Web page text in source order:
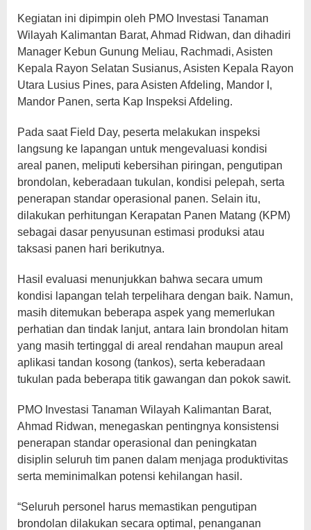
Kegiatan ini dipimpin oleh PMO Investasi Tanaman
Wilayah Kalimantan Barat, Ahmad Ridwan, dan dihadiri
Manager Kebun Gunung Meliau, Rachmadi, Asisten
Kepala Rayon Selatan Susianus, Asisten Kepala Rayon
Utara Lusius Pines, para Asisten Afdeling, Mandor I,
Mandor Panen, serta Kap Inspeksi Afdeling.
Pada saat Field Day, peserta melakukan inspeksi
langsung ke lapangan untuk mengevaluasi kondisi
areal panen, meliputi kebersihan piringan, pengutipan
brondolan, keberadaan tukulan, kondisi pelepah, serta
penerapan standar operasional panen. Selain itu,
dilakukan perhitungan Kerapatan Panen Matang (KPM)
sebagai dasar penyusunan estimasi produksi atau
taksasi panen hari berikutnya.
Hasil evaluasi menunjukkan bahwa secara umum
kondisi lapangan telah terpelihara dengan baik. Namun,
masih ditemukan beberapa aspek yang memerlukan
perhatian dan tindak lanjut, antara lain brondolan hitam
yang masih tertinggal di areal rendahan maupun areal
aplikasi tandan kosong (tankos), serta keberadaan
tukulan pada beberapa titik gawangan dan pokok sawit.
PMO Investasi Tanaman Wilayah Kalimantan Barat,
Ahmad Ridwan, menegaskan pentingnya konsistensi
penerapan standar operasional dan peningkatan
disiplin seluruh tim panen dalam menjaga produktivitas
serta meminimalkan potensi kehilangan hasil.
“Seluruh personel harus memastikan pengutipan
brondolan dilakukan secara optimal, penanganan